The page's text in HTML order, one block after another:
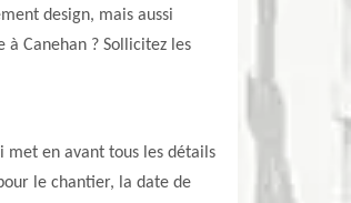
design, mais aussi
Canehan ? Sollicitez les
met en avant tous les détails
le chantier, la date de